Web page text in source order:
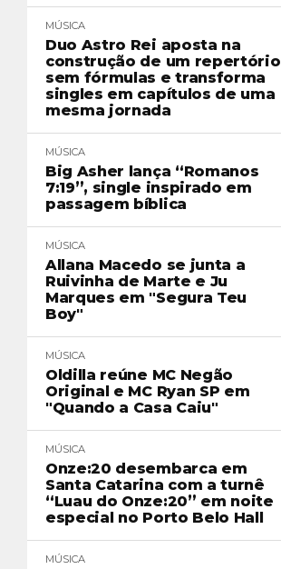
MÚSICA
Duo Astro Rei aposta na
construção de um repertório
sem fórmulas e transforma
singles em capítulos de uma
mesma jornada
MÚSICA
Big Asher lança “Romanos
7:19”, single inspirado em
passagem bíblica
MÚSICA
Allana Macedo se junta a
Ruivinha de Marte e Ju
Marques em "Segura Teu
Boy"
MÚSICA
Oldilla reúne MC Negão
Original e MC Ryan SP em
"Quando a Casa Caiu"
MÚSICA
Onze:20 desembarca em
Santa Catarina com a turnê
“Luau do Onze:20” em noite
especial no Porto Belo Hall
MÚSICA